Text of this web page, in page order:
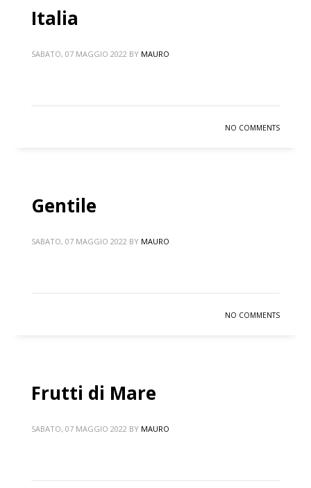
Italia
SABATO, 07 MAGGIO 2022 BY MAURO
NO COMMENTS
Gentile
SABATO, 07 MAGGIO 2022 BY MAURO
NO COMMENTS
Frutti di Mare
SABATO, 07 MAGGIO 2022 BY MAURO